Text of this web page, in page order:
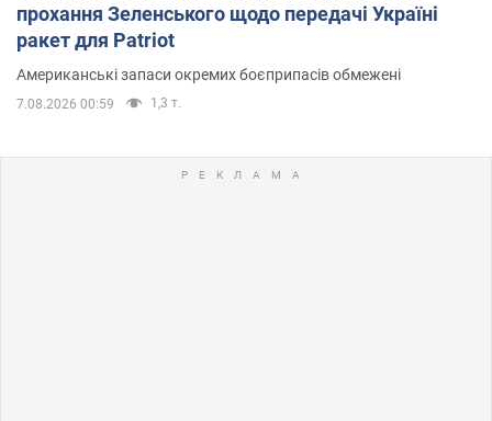
прохання Зеленського щодо передачі Україні
ракет для Patriot
Американські запаси окремих боєприпасів обмежені
7.08.2026 00:59 1,3 т.